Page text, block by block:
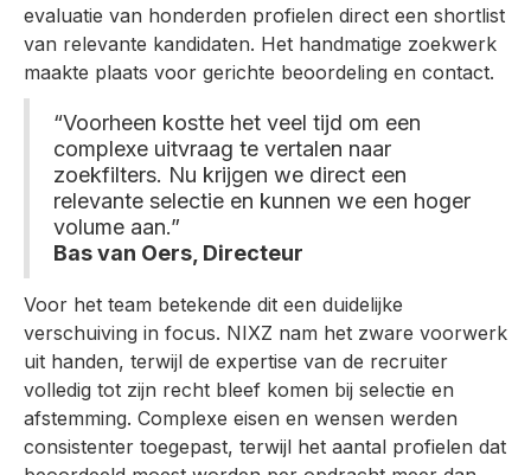
evaluatie van honderden profielen direct een shortlist
van relevante kandidaten. Het handmatige zoekwerk
maakte plaats voor gerichte beoordeling en contact.
“Voorheen kostte het veel tijd om een
complexe uitvraag te vertalen naar
zoekfilters. Nu krijgen we direct een
relevante selectie en kunnen we een hoger
volume aan.”
Bas van Oers, Directeur
Voor het team betekende dit een duidelijke
verschuiving in focus. NIXZ nam het zware voorwerk
uit handen, terwijl de expertise van de recruiter
volledig tot zijn recht bleef komen bij selectie en
afstemming. Complexe eisen en wensen werden
consistenter toegepast, terwijl het aantal profielen dat